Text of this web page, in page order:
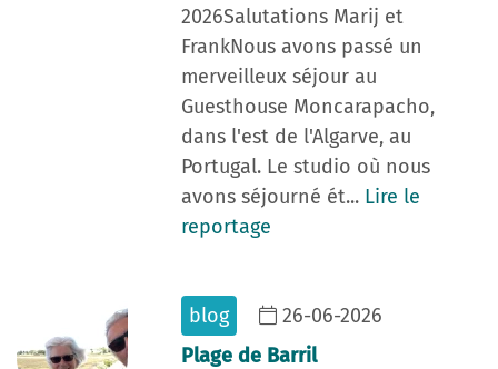
2026Salutations Marij et
FrankNous avons passé un
merveilleux séjour au
Guesthouse Moncarapacho,
dans l'est de l'Algarve, au
Portugal. Le studio où nous
avons séjourné ét... Lire le
reportage
blog
26-06-2026
Plage de Barril